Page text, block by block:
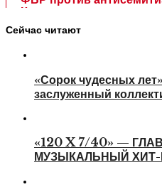
Сейчас читают
«Сорок чудесных
заслуженный
«120 X 7/40» —
МУЗЫКАЛЬНЫЙ